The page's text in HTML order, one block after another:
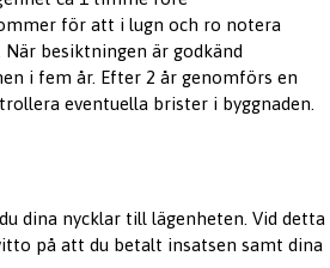
för att i lugn och ro notera
besiktningen är godkänd
i fem år. Efter 2 år genomförs en
eventuella brister i byggnaden.
dina nycklar till lägenheten. Vid detta
på att du betalt insatsen samt dina